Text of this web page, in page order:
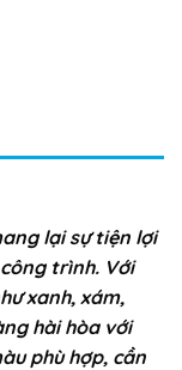
lại sự tiện lợi
trình. Với
xanh, xám,
hài hòa với
phù hợp, cần